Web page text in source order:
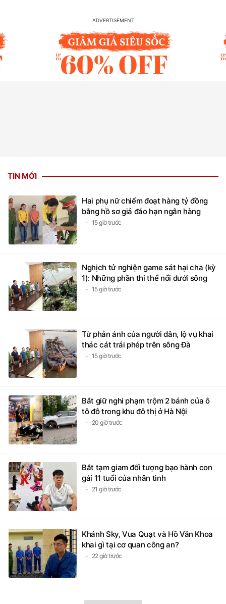
TIN MỚI
Hai phụ nữ chiếm đoạt hàng tỷ đồng
bằng hồ sơ giả đáo hạn ngân hàng
15 giờ trước
Nghịch tử nghiện game sát hại cha (kỳ
1): Những phần thi thể nổi dưới sông
15 giờ trước
Từ phản ánh của người dân, lộ vụ khai
thác cát trái phép trên sông Đà
15 giờ trước
Bắt giữ nghi phạm trộm 2 bánh của ô
tô đỗ trong khu đô thị ở Hà Nội
20 giờ trước
Bắt tạm giam đối tượng bạo hành con
gái 11 tuổi của nhân tình
21 giờ trước
Khánh Sky, Vua Quạt và Hồ Văn Khoa
khai gì tại cơ quan công an?
22 giờ trước